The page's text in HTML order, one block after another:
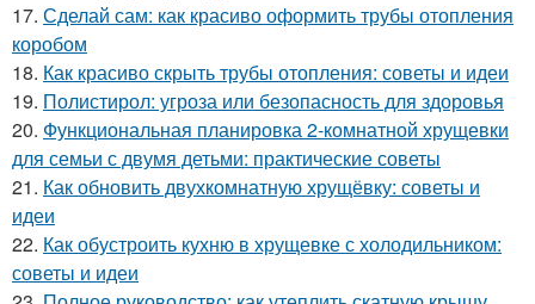
17. Сделай сам: как красиво оформить трубы отопления
коробом
18. Как красиво скрыть трубы отопления: советы и идеи
19. Полистирол: угроза или безопасность для здоровья
20. Функциональная планировка 2-комнатной хрущевки
для семьи с двумя детьми: практические советы
21. Как обновить двухкомнатную хрущёвку: советы и
идеи
22. Как обустроить кухню в хрущевке с холодильником:
советы и идеи